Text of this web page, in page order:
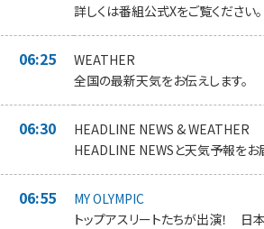
＊時間多少前後する場合があります。
また、内容も一部変更となる場合があります＊
詳しくは番組公式Xをご覧ください。
06:25
WEATHER
全国の最新天気をお伝えします。
06:30
HEADLINE NEWS & WEATHER
HEADLINE NEWSと天気予報をお
06:55
MY OLYMPIC
トップアスリートたちが出演！ 日